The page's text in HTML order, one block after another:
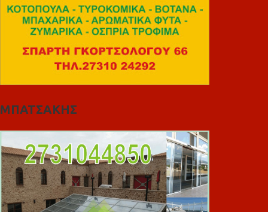
ΜΠΑΤΣΑΚΗΣ